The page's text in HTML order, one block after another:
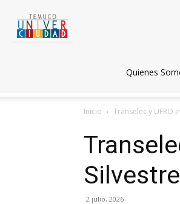
Quienes
Inicio Transelec y UFRO
2 julio, 2026